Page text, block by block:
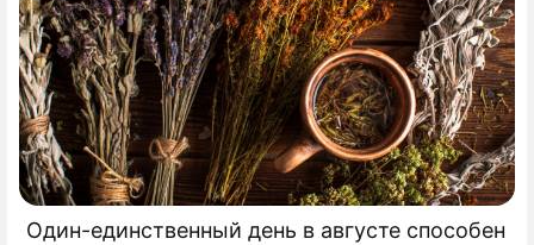
Один-единственный день в августе способен